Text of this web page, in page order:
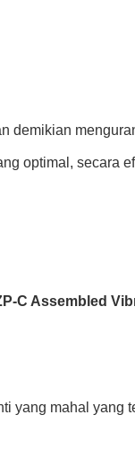
demikian
optimal, secara
C Assembled
yang mahal yang